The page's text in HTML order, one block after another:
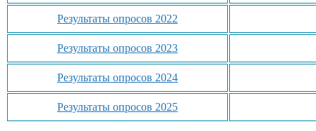
Результаты опросов 2022
Результаты опросов 2023
Результаты опросов 2024
Результаты опросов 2025